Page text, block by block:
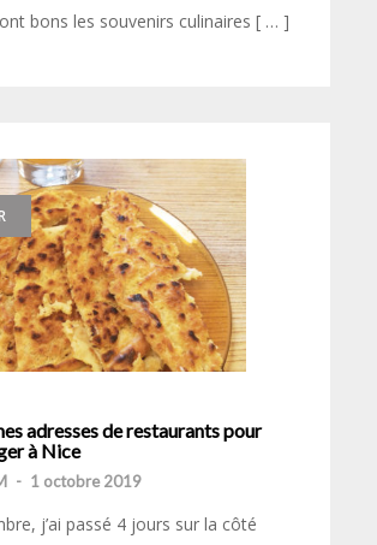
bons les souvenirs culinaires [ … ]
adresses de restaurants pour
à Nice
- 1 octobre 2019
j’ai passé 4 jours sur la côté